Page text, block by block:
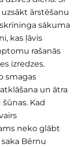
ārstēšanu
sākuma
kas ļāvis
rašanās
izredzes.
smagas
un ātra
Kad
neko glābt
Bērnu